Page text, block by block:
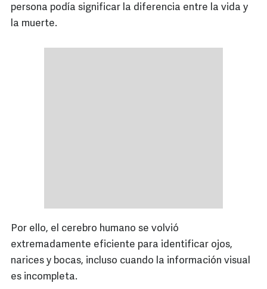
persona podía significar la diferencia entre la vida y
la muerte.
Por ello, el cerebro humano se volvió
extremadamente eficiente para identificar ojos,
narices y bocas, incluso cuando la información visual
es incompleta.